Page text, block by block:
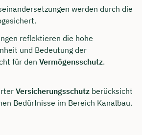
werden durch die
reflektieren die hohe
und Bedeutung der
für den Vermögensschutz.
Versicherungsschutz berücksicht
Bedürfnisse im Bereich Kanalbau.